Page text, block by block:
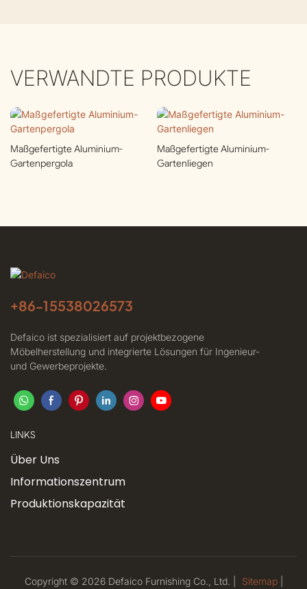
VERWANDTE PRODUKTE
Maßgefertigte Aluminium-
Gartenpergola
Maßgefertigte Aluminium-
Gartenliegen
+86-15538026573
Defaico ist spezialisiert auf projektbezogene
Möbelherstellung und integrierte Lösungen für Ingenieur-
und Gewerbeprojekte.
LINKS
Über Uns
Informationszentrum
Produktionskapazität
Copyright © 2026 Defaico Furnishing Co., Ltd. | Sitemap